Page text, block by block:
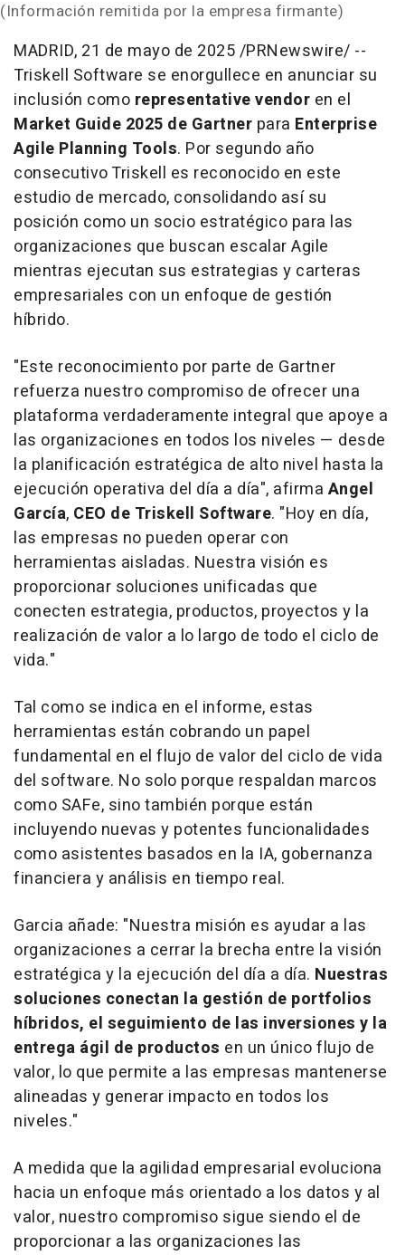
(Información remitida por la empresa firmante)
MADRID, 21 de mayo de 2025/PRNewswire/ --
Triskell Software se enorgullece en anunciar su
inclusión como representative vendor en el
Market Guide 2025 de Gartner para Enterprise
Agile Planning Tools. Por segundo año
consecutivo Triskell es reconocido en este
estudio de mercado, consolidando así su
posición como un socio estratégico para las
organizaciones que buscan escalar Agile
mientras ejecutan sus estrategias y carteras
empresariales con un enfoque de gestión
híbrido.
"Este reconocimiento por parte de Gartner
refuerza nuestro compromiso de ofrecer una
plataforma verdaderamente integral que apoye a
las organizaciones en todos los niveles — desde
la planificación estratégica de alto nivel hasta la
ejecución operativa del día a día", afirma Angel
García, CEO de Triskell Software. "Hoy en día,
las empresas no pueden operar con
herramientas aisladas. Nuestra visión es
proporcionar soluciones unificadas que
conecten estrategia, productos, proyectos y la
realización de valor a lo largo de todo el ciclo de
vida."
Tal como se indica en el informe, estas
herramientas están cobrando un papel
fundamental en el flujo de valor del ciclo de vida
del software. No solo porque respaldan marcos
como SAFe, sino también porque están
incluyendo nuevas y potentes funcionalidades
como asistentes basados en la IA, gobernanza
financiera y análisis en tiempo real.
Garcia añade: "Nuestra misión es ayudar a las
organizaciones a cerrar la brecha entre la visión
estratégica y la ejecución del día a día. Nuestras
soluciones conectan la gestión de portfolios
híbridos, el seguimiento de las inversiones y la
entrega ágil de productos en un único flujo de
valor, lo que permite a las empresas mantenerse
alineadas y generar impacto en todos los
niveles."
A medida que la agilidad empresarial evoluciona
hacia un enfoque más orientado a los datos y al
valor, nuestro compromiso sigue siendo el de
proporcionar a las organizaciones las